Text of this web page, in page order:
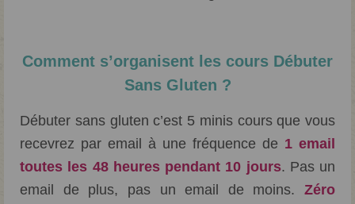
Comment s’organisent les cours Débuter
Sans Gluten ?
Débuter sans gluten c’est 5 minis cours que vous
recevrez par email à une fréquence de 1 email
toutes les 48 heures pendant 10 jours. Pas un
email de plus, pas un email de moins. Zéro